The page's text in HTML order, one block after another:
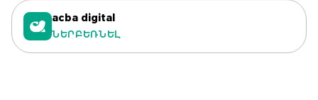
acba digital
ՆԵՐԲԵՌՆԵԼ